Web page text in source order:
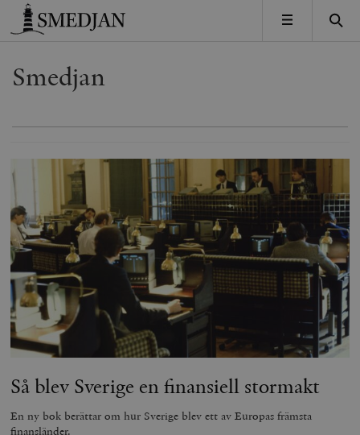
Timbro
MENY
Smedjan
Så blev Sverige en finansiell stormakt
En ny bok berättar om hur Sverige blev ett av Europas främsta
finansländer.